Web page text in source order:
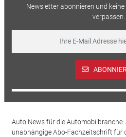
Newsletter abonnieren und
verpassen.
Auto News für die Automobilbranche:
unabhängige Abo-Fachzeitschrift für